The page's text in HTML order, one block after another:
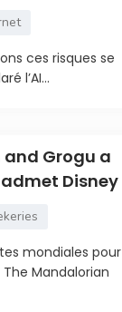
ces risques se
l’AI...
and Grogu a
Disney
mondiales pour
Mandalorian